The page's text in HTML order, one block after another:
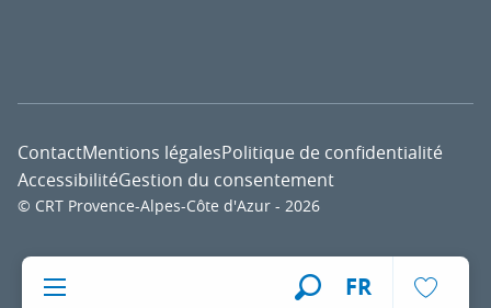
FR
© CRT Provence-Alpes-Côte d'Azur - 2026
ContactMentions légalesPolitique de confidentialité
AccessibilitéGestion du consentement